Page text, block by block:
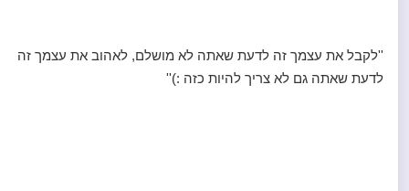
''לקבל את עצמך זה לדעת שאתה לא מושלם, לאהוב את עצמך זה
לדעת שאתה גם לא צריך להיות כזה :)''